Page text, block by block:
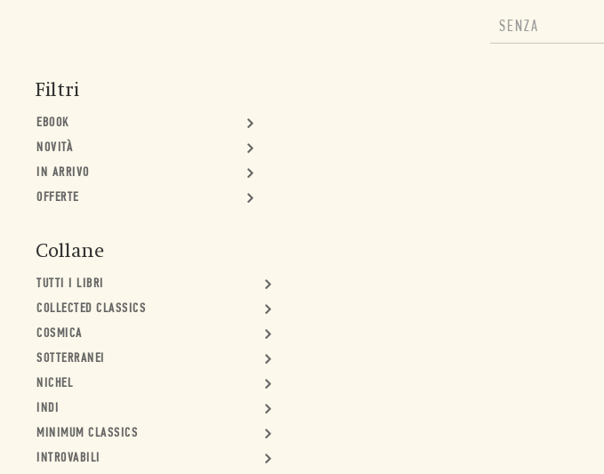
Filtri
EBOOK
NOVITÀ
IN ARRIVO
OFFERTE
Collane
TUTTI I LIBRI
COLLECTED CLASSICS
COSMICA
SOTTERRANEI
NICHEL
INDI
MINIMUM CLASSICS
INTROVABILI